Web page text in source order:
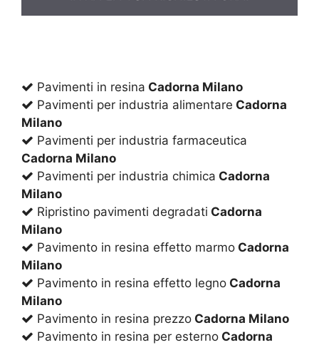
Pavimenti in resina Cadorna Milano
Pavimenti per industria alimentare Cadorna
Milano
Pavimenti per industria farmaceutica
Cadorna Milano
Pavimenti per industria chimica Cadorna
Milano
Ripristino pavimenti degradati Cadorna
Milano
Pavimento in resina effetto marmo Cadorna
Milano
Pavimento in resina effetto legno Cadorna
Milano
Pavimento in resina prezzo Cadorna Milano
Pavimento in resina per esterno Cadorna